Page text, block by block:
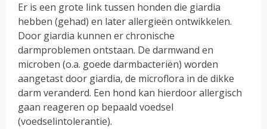
Er is een grote link tussen honden die giardia
hebben (gehad) en later allergieën ontwikkelen.
Door giardia kunnen er chronische
darmproblemen ontstaan. De darmwand en
microben (o.a. goede darmbacteriën) worden
aangetast door giardia, de microflora in de dikke
darm veranderd. Een hond kan hierdoor allergisch
gaan reageren op bepaald voedsel
(voedselintolerantie).